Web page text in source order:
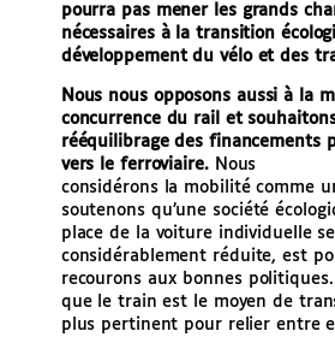
pourra pas mener les grands
nécessaires à la transition
développement du vélo et des
Nous nous opposons aussi à la
concurrence du rail et
rééquilibrage des financements
vers le ferroviaire.Nous
considérons la mobilité comme
soutenons qu’une société
place de la voiture individuelle
considérablement réduite, est
recourons aux bonnes
que le train est le moyen de
plus pertinent pour relier entre